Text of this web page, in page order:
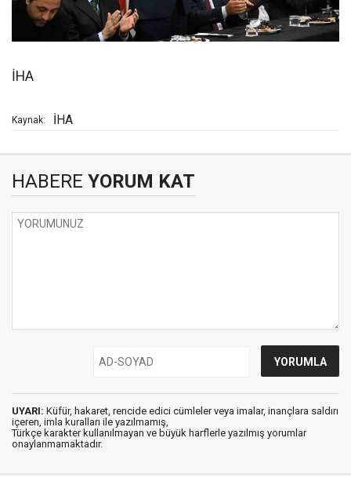
İHA
Kaynak: İHA
HABERE YORUM KAT
UYARI: Küfür, hakaret, rencide edici cümleler veya imalar, inançlara saldırı
içeren, imla kuralları ile yazılmamış,
Türkçe karakter kullanılmayan ve büyük harflerle yazılmış yorumlar
onaylanmamaktadır.